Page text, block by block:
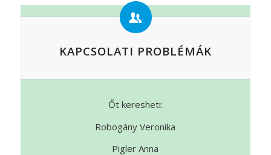
KAPCSOLATI PROBLÉMÁK
Őt keresheti:
Robogány Veronika
Pigler Anna